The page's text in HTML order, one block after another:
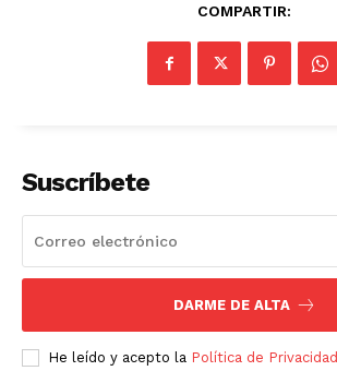
COMPARTIR:
Suscríbete
DARME DE ALTA
He leído y acepto la Política de Privacidad